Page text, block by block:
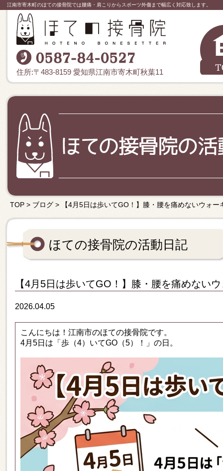
江南市寄木町のほての接骨院では腰痛・肩こりからスポーツ外傷まで幅広く対応致します。
住所:〒483-8159 愛知県江南市寄木町秋葉11
TOP > ブログ> 【4月5日は歩いてGO！】膝・腰を痛めないウォー
ほての接骨院の活動日記
【4月5日は歩いてGO！】膝・腰を痛めない
2026.04.05
こんにちは！江南市のほての接骨院です。
4月5日は「歩（4）いてGO（5）！」の日。